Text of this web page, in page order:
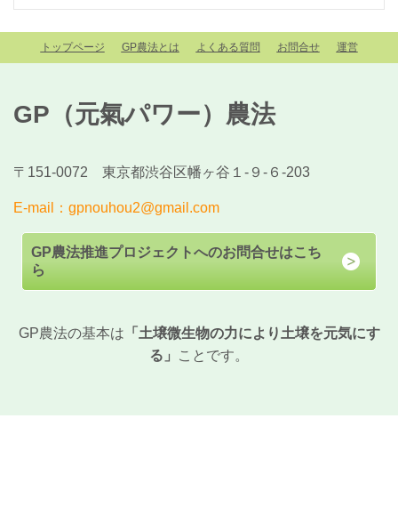
トップページ GP農法とは よくある質問 お問合せ 運営
GP（元氣パワー）農法
〒151-0072 東京都渋谷区幡ヶ谷１-９-６-203
E-mail：gpnouhou2@gmail.com
GP農法推進プロジェクトへのお問合せはこち
ら
GP農法の基本は 「土壌微生物の力により土壌を元気にす
る」
ことです。